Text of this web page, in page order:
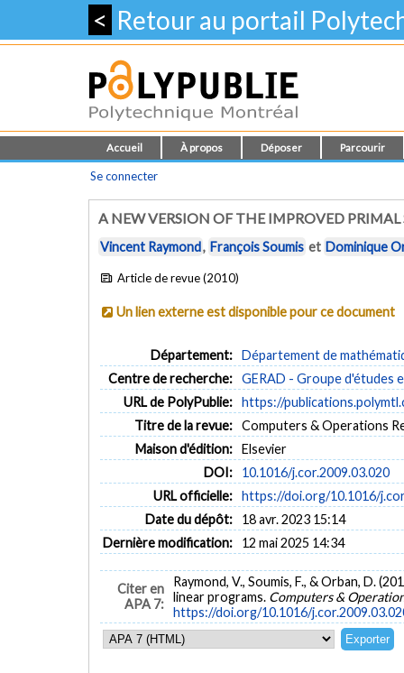
< Retour au portail
Accueil À propos Déposer Parcourir
Se connecter
A NEW VERSION OF THE IMPROVED
Vincent Raymond, François Soumis et Dominique
Article de revue (2010)
Un lien externe est disponible pour ce document
Département: Département de
Centre de recherche: GERAD - Groupe d'études
URL de PolyPublie: https://
Titre de la revue: Computers & Operations
Maison d'édition: Elsevier
DOI:
10.1016/j.cor.2009.03.020
URL officielle: https://doi.org/10.1016/
Date du dépôt:
18 avr. 2023 15:14
Dernière modification:
12 mai 2025 14:34
Citer en
APA 7:
Raymond, V., Soumis, F., & Orban, D.
linear programs. Computers &
https://doi.org/10.1016/